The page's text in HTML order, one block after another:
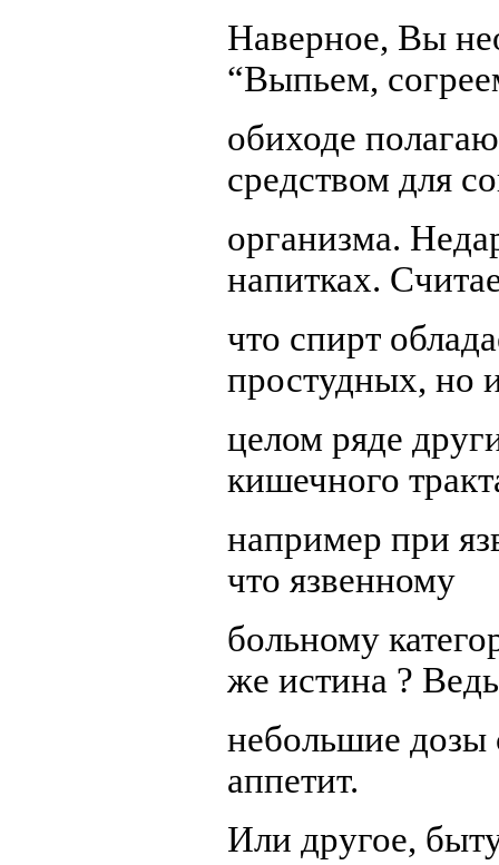
Наверное, Вы
“Выпьем,
обиходе
средством для
организма.
напитках.
что спирт
простудных, но
целом ряде
кишечного
например при
что язвенному
больному
же истина ? Ведь
небольшие дозы
аппетит.
Или другое,